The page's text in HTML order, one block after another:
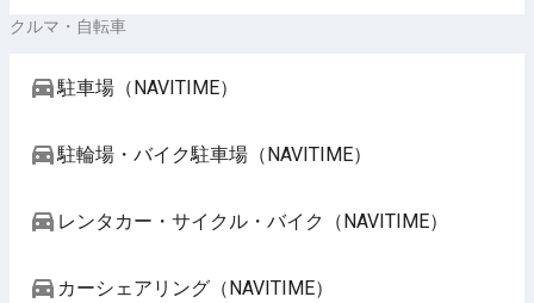
クルマ・自転車
駐車場（NAVITIME）
駐輪場・バイク駐車場（NAVITIME）
レンタカー・サイクル・バイク（NAVITIME）
カーシェアリング（NAVITIME）